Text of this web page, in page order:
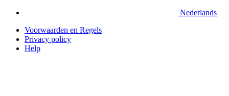
Nederlands
Voorwaarden en Regels
Privacy policy
Help